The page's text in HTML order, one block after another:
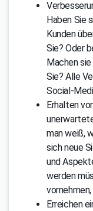
Haben Sie
Kunden
Sie? Oder
Machen
Sie? Alle
Social-
Erhalten
man weiß,
sich neue
und
werden
Erreichen